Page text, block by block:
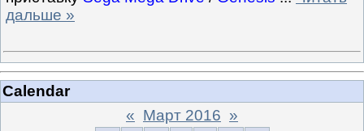
дальше »
Calendar
« Март 2016 »